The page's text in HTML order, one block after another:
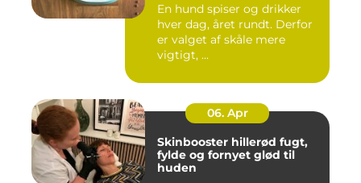
En hund spiser og drikker
hver dag, året rundt. Derfor
er valget af skåle mere
vigtigt, ...
06. Apr
Skinbooster hillerød fugt,
fylde og fornyet glød til
huden